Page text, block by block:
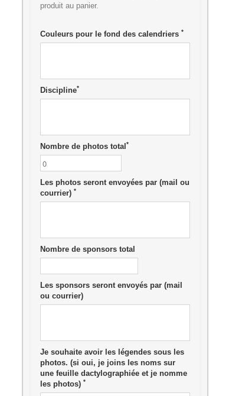
produit au panier.
Couleurs pour le fond des calendriers *
Discipline*
Nombre de photos total *
Les photos seront envoyées par (mail ou
courrier) *
Nombre de sponsors total
Les sponsors seront envoyés par (mail
ou courrier)
Je souhaite avoir les légendes sous les
photos. (si oui, je joins les noms sur
une feuille dactylographiée et je nomme
les photos) *